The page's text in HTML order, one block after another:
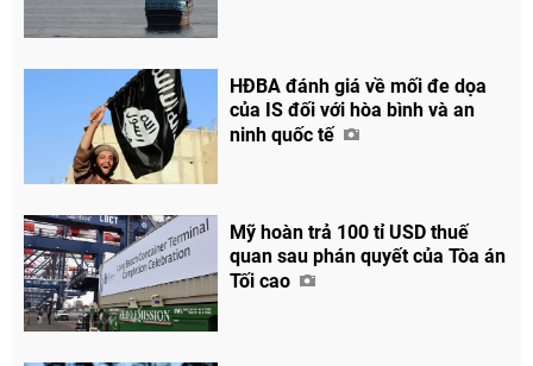
Chia sẻ
Facebook
HĐBA đánh giá về mối đe dọa
của IS đối với hòa bình và an
ninh quốc tế
Mỹ hoàn trả 100 tỉ USD thuế
quan sau phán quyết của Tòa án
Tối cao